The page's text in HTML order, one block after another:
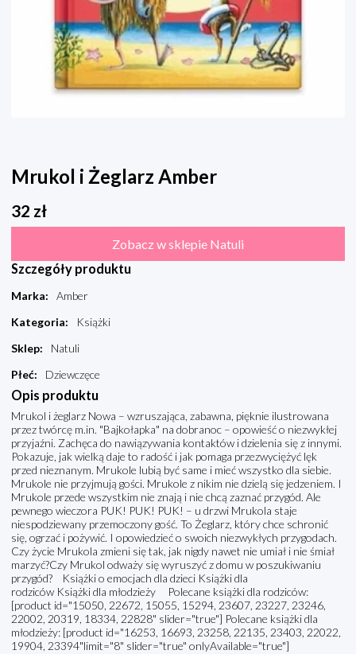
Mrukol i Żeglarz Amber
32 zł
Zobacz w sklepie Natuli
Szczegóły produktu
Marka:
Amber
Kategoria:
Książki
Sklep:
Natuli
Płeć: Dziewczęce
Opis produktu
Mrukol i żeglarz Nowa – wzruszająca, zabawna, pięknie ilustrowana
przez twórcę m.in. "Bajkołapka" na dobranoc – opowieść o niezwykłej
przyjaźni. Zachęca do nawiązywania kontaktów i dzielenia się z innymi.
Pokazuje, jak wielką daje to radość i jak pomaga przezwyciężyć lęk
przed nieznanym. Mrukole lubią być same i mieć wszystko dla siebie.
Mrukole nie przyjmują gości. Mrukole z nikim nie dzielą się jedzeniem. I
Mrukole przede wszystkim nie znają i nie chcą zaznać przygód. Ale
pewnego wieczora PUK! PUK! PUK! – u drzwi Mrukola staje
niespodziewany przemoczony gość. To Żeglarz, który chce schronić
się, ogrzać i pożywić. I opowiedzieć o swoich niezwykłych przygodach.
Czy życie Mrukola zmieni się tak, jak nigdy nawet nie umiał i nie śmiał
marzyć?Czy Mrukol odważy się wyruszyć z domu w poszukiwaniu
przygód? Książki o emocjach dla dzieci Książki dla
rodziców Książki dla młodzieży Polecane książki dla rodziców:
[product id="15050, 22672, 15055, 15294, 23607, 23227, 23246,
22002, 20319, 18334, 22828" slider="true"] Polecane książki dla
młodzieży: [product id="16253, 16693, 23258, 22135, 23403, 22022,
19904, 23394"limit="8" slider="true" onlyAvailable="true"]